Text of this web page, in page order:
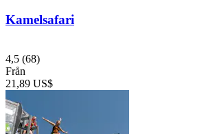
Kamelsafari
4,5 (68)
Från
21,89 US$